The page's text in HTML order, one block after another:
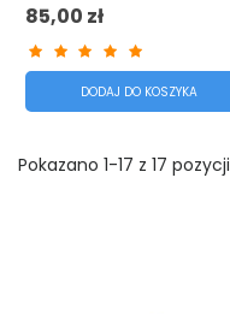
85,00 zł
DODAJ DO KOSZYKA
Pokazano 1-17 z 17 pozycji